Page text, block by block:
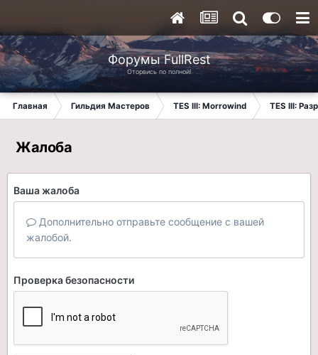
Форумы FullRest
Оторвись по полной!
Главная Гильдия Мастеров TES III: Morrowind TES III:
Жалоба
Ваша жалоба
Дополнительно отправьте сообщение с вашей
жалобой.
Проверка безопасности